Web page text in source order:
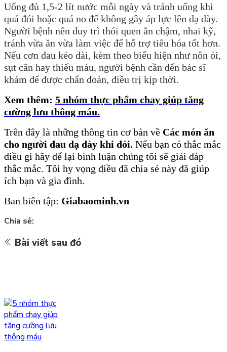
Uống đủ 1,5-2 lít nước mỗi ngày và tránh uống khi
quá đói hoặc quá no để không gây áp lực lên dạ dày.
Người bệnh nên duy trì thói quen ăn chậm, nhai kỹ,
tránh vừa ăn vừa làm việc để hỗ trợ tiêu hóa tốt hơn.
Nếu cơn đau kéo dài, kèm theo biểu hiện như nôn ói,
sụt cân hay thiếu máu, người bệnh cần đến bác sĩ
khám để được chẩn đoán, điều trị kịp thời.
Xem thêm: 5 nhóm thực phẩm chay giúp tăng
cường lưu thông máu.
Trên đây là những thông tin cơ bản về Các món ăn
cho người đau dạ dày khi đói. Nếu bạn có thắc mắc
điều gì hãy để lại bình luận chúng tôi sẽ giải đáp
thắc mắc. Tôi hy vọng điều đã chia sẻ này đã giúp
ích bạn và gia đình.
Ban biên tập: Giabaominh.vn
Chia sẻ:
Bài viết sau đó